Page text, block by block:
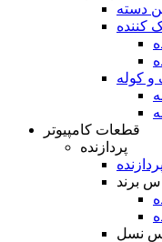
دسته
کننده
و کوله
قطعات کامپیوتر
پردازنده
برند